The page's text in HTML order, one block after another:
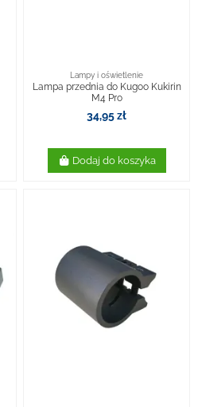
Lampy i oświetlenie
Lampa przednia do Kugoo Kukirin
M4 Pro
34,95 zł
Dodaj do koszyka